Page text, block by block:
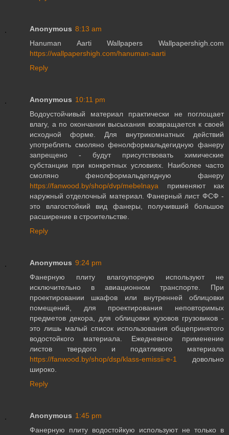
Anonymous 8:13 am
Hanuman Aarti Wallpapers Wallpapershigh.com
https://wallpapershigh.com/hanuman-aarti
Reply
Anonymous 10:11 pm
Водоустойчивый материал практически не поглощает
влагу, а по окончании высыхания возвращается к своей
исходной форме. Для внутрикомнатных действий
употреблять смоляно фенолформальдегидную фанеру
запрещено - будут присутствовать химические
субстанции при конкретных условиях. Наиболее часто
смоляно фенолформальдегидную фанеру
https://fanwood.by/shop/dvp/mebelnaya применяют как
наружный отделочный материал. Фанерный лист ФСФ -
это влагостойкий вид фанеры, получивший большое
расширение в строительстве.
Reply
Anonymous 9:24 pm
Фанерную плиту влагоупорную используют не
исключительно в авиационном транспорте. При
проектировании шкафов или внутренней облицовки
помещений, для проектирования неповторимых
предметов декора, для облицовки кузовов грузовиков -
это лишь малый список использования общепринятого
водостойкого материала. Ежедневное применение
листов твердого и податливого материала
https://fanwood.by/shop/dsp/klass-emissii-e-1 довольно
широко.
Reply
Anonymous 1:45 pm
Фанерную плиту водостойкую используют не только в